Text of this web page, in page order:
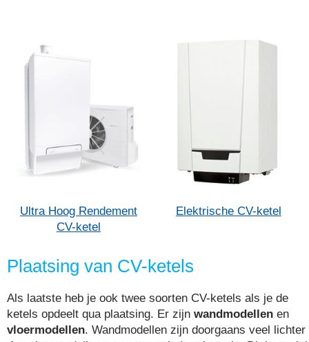
Ultra Hoog Rendement
CV-ketel
Elektrische CV-ketel
Plaatsing van CV-ketels
Als laatste heb je ook twee soorten CV-ketels als je de
ketels opdeelt qua plaatsing. Er zijn wandmodellen en
vloermodellen. Wandmodellen zijn doorgaans veel lichter